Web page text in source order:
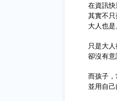
在資訊快
其實不只
大人也是
只是大人
卻沒有意
而孩子，
並用自己